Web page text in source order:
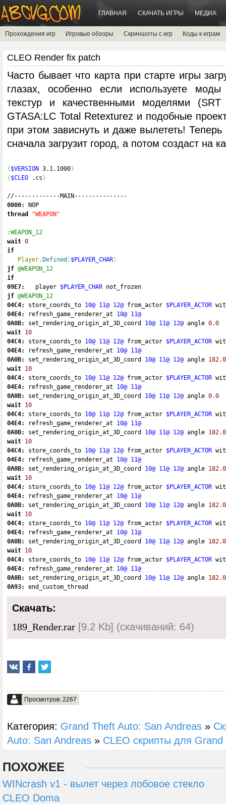
ГЛАВНАЯ СКАЧАТЬ ИГРЫ МЕДИА
Прохождения игр Игровые обзоры Скриншоты с игр Коды к играм
CLEO Render fix patch
Часто бывает что карта при старте игры
глазах, особенно если используете
текстур и качественными моделями
GTASA:LC Total Retexturez и подобные
при этом зависнуть и даже вылететь!
сначала загрузит город, а потом создаст на
{ $VERSION 3.1.1000}
{ $CLEO . cs }
//-------------MAIN ---------------
0000:
NOP
thread
"WEAPON"
:WEAPON_12
wait 0
if
Player. Defined ( $PLAYER_CHAR)
jf @WEAPON_12
if
09E7:
   player
$PLAYER_CHAR not_frozen
jf @WEAPON_12
04C4:
store_coords_to 10@ 11@ 12@ from_actor $PLAYER_ACTOR
04E4:
refresh_game_renderer_at 10@ 11@
0A0B:
set_rendering_origin_at_3D_coord 10@ 11@ 12@ angle 0.0
wait 10
04C4:
store_coords_to 10@ 11@ 12@ from_actor $PLAYER_ACTOR
04E4:
refresh_game_renderer_at 10@ 11@
0A0B:
set_rendering_origin_at_3D_coord 10@ 11@ 12@ angle 182.0
wait 10
04C4:
store_coords_to 10@ 11@ 12@ from_actor $PLAYER_ACTOR
04E4:
refresh_game_renderer_at 10@ 11@
0A0B:
set_rendering_origin_at_3D_coord 10@ 11@ 12@ angle 0.0
wait 10
04C4:
store_coords_to 10@ 11@ 12@ from_actor $PLAYER_ACTOR
04E4:
refresh_game_renderer_at 10@ 11@
0A0B:
set_rendering_origin_at_3D_coord 10@ 11@ 12@ angle 182.0
wait 10
04C4:
store_coords_to 10@ 11@ 12@ from_actor $PLAYER_ACTOR
04E4:
refresh_game_renderer_at 10@ 11@
0A0B:
set_rendering_origin_at_3D_coord 10@ 11@ 12@ angle 182.0
wait 10
04C4:
store_coords_to 10@ 11@ 12@ from_actor $PLAYER_ACTOR
04E4:
refresh_game_renderer_at 10@ 11@
0A0B:
set_rendering_origin_at_3D_coord 10@ 11@ 12@ angle 182.0
wait 10
04C4:
store_coords_to 10@ 11@ 12@ from_actor $PLAYER_ACTOR
04E4:
refresh_game_renderer_at 10@ 11@
0A0B:
set_rendering_origin_at_3D_coord 10@ 11@ 12@ angle 182.0
wait 10
04C4:
store_coords_to 10@ 11@ 12@ from_actor $PLAYER_ACTOR
04E4:
refresh_game_renderer_at 10@ 11@
0A0B:
set_rendering_origin_at_3D_coord 10@ 11@ 12@ angle 182.0
0A93:
end_custom_thread
Скачать:
189_Render.rar [9.2 Kb] (cкачиваний: 64)
Просмотров: 2267
Категория: Grand Theft Auto: San Andreas »
Auto: San Andreas » CLEO скрипты для
ПОХОЖЕЕ
WINcrash v1 - вылет через лобовое стекло
CLEO Doma